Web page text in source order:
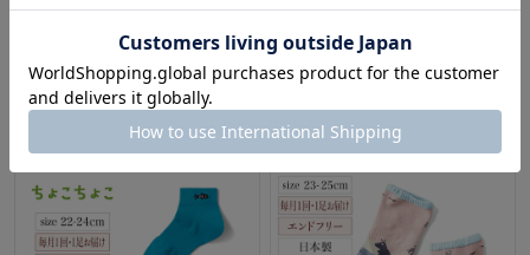
届け】 「ちょこちょこ」もっ
と！可愛いソックス 2足セット
ちょこちょこ
¥806 （税込）
とつくった足裏をサポートする
ソックス ：3回サイクルフリー
わたしの足腰ラボ365